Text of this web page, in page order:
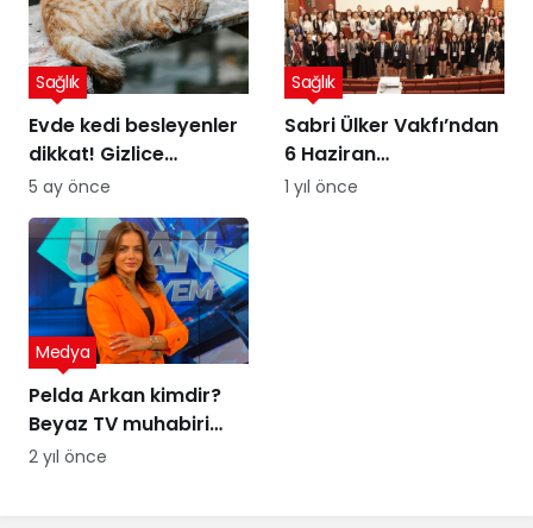
Evde kedi besleyenler
dikkat! Gizlice
yerleşen parazit,
görme kaybına yol
açıyor
Sağlık
5 ay önce
Sabri Ülker Vakfı’ndan
6 Haziran
Diyetisyenler Günü’ne
Sağlık
1 yıl önce
Pelda Arkan kimdir?
Beyaz TV muhabiri
Pelda Arkan kaç
Medya
2 yıl önce